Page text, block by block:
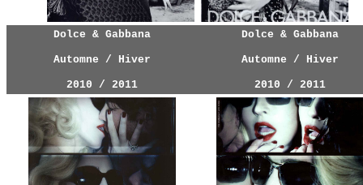
Dolce & Gabbana
Automne / Hiver
2010 / 2011
Dolce & Gabbana
Automne / Hiver
2010 / 2011